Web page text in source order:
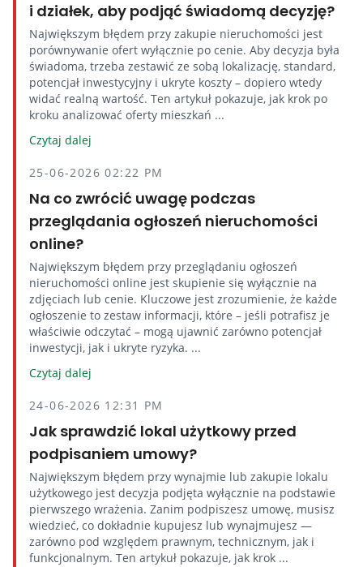
i działek, aby podjąć świadomą decyzję?
Największym błędem przy zakupie nieruchomości jest
porównywanie ofert wyłącznie po cenie. Aby decyzja była
świadoma, trzeba zestawić ze sobą lokalizację, standard,
potencjał inwestycyjny i ukryte koszty – dopiero wtedy
widać realną wartość. Ten artykuł pokazuje, jak krok po
kroku analizować oferty mieszkań ...
Czytaj dalej
25-06-2026 02:22 PM
Na co zwrócić uwagę podczas
przeglądania ogłoszeń nieruchomości
online?
Największym błędem przy przeglądaniu ogłoszeń
nieruchomości online jest skupienie się wyłącznie na
zdjęciach lub cenie. Kluczowe jest zrozumienie, że każde
ogłoszenie to zestaw informacji, które – jeśli potrafisz je
właściwie odczytać – mogą ujawnić zarówno potencjał
inwestycji, jak i ukryte ryzyka. ...
Czytaj dalej
24-06-2026 12:31 PM
Jak sprawdzić lokal użytkowy przed
podpisaniem umowy?
Największym błędem przy wynajmie lub zakupie lokalu
użytkowego jest decyzja podjęta wyłącznie na podstawie
pierwszego wrażenia. Zanim podpiszesz umowę, musisz
wiedzieć, co dokładnie kupujesz lub wynajmujesz —
zarówno pod względem prawnym, technicznym, jak i
funkcjonalnym. Ten artykuł pokazuje, jak krok ...